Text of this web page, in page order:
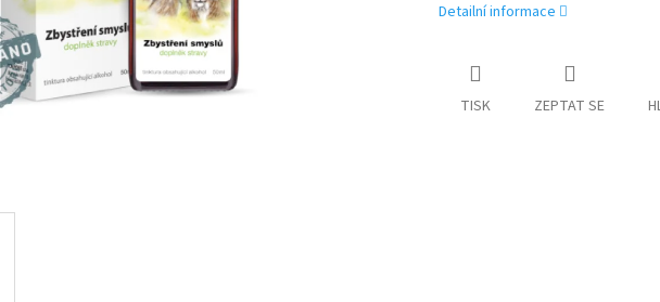
Detailní informace
TISK ZEPTAT SE